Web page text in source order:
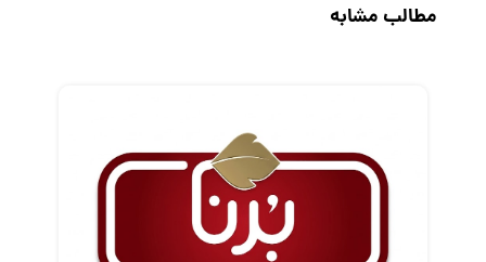
رزومه
گزارش‌های آماری
مطالب مشابه